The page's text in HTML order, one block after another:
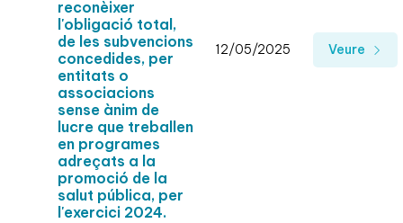
reconèixer
l'obligació total,
de les subvencions
concedides, per
entitats o
associacions
sense ànim de
lucre que treballen
en programes
adreçats a la
promoció de la
salut pública, per
l'exercici 2024.
12/05/2025 Veure